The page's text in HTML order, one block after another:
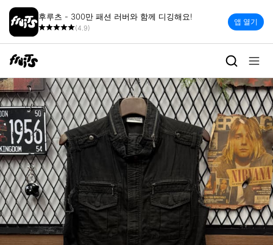
후루츠 - 300만 패션 러버와 함께 디깅해요!
(4.9)
앱 열기